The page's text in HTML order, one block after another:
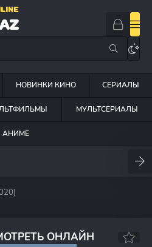
НОВИНКИ КИНО СЕРИАЛЫ
МУЛЬТСЕРИАЛЫ
АНИМЕ
ОНЛАЙН